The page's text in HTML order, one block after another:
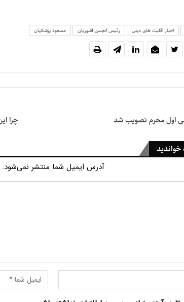
اخبار اقلیت های دینی رئیس انجمن آشوریان مسعود پزشکیان
اول محرم تصویب شد چرا
آدرس ایمیل شما منتشر نمی‌شود.